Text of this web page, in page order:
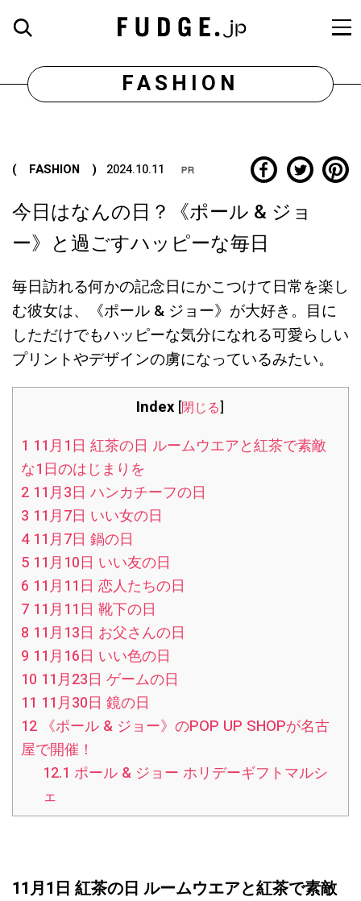
FASHION
( FASHION ) 2024.10.11
今日はなんの日？《ポール & ジョ
ー》と過ごすハッピーな毎日
毎日訪れる何かの記念日にかこつけて日常を楽し
む彼女は、《ポール & ジョー》が大好き。目に
しただけでもハッピーな気分になれる可愛らしい
プリントやデザインの虜になっているみたい。
Index [閉じる]
1 11月1日 紅茶の日 ルームウエアと紅茶で素敵
な1日のはじまりを
211月3日 ハンカチーフの日
3 11月7日 いい女の日
411月7日 鍋の日
511月10日 いい友の日
6 11月11日 恋人たちの日
711月11日 靴下の日
8 11月13日 お父さんの日
9 11月16日 いい色の日
10 11月23日 ゲームの日
11 11月30日 鏡の日
12《ポール & ジョー》のPOP UP SHOPが名古
屋で開催！
12.1 ポール & ジョー ホリデーギフトマルシ
ェ
11月1日 紅茶の日 ルームウエアと紅茶で素敵